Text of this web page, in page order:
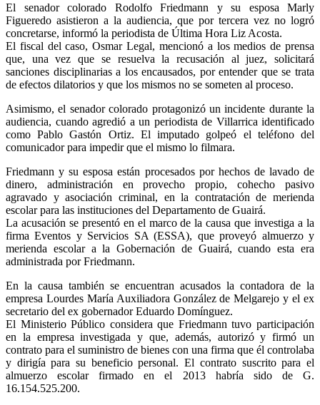
El senador colorado Rodolfo Friedmann y su esposa Marly
Figueredo asistieron a la audiencia, que por tercera vez no logró
concretarse, informó la periodista de Última Hora Liz Acosta.
El fiscal del caso, Osmar Legal, mencionó a los medios de prensa
que, una vez que se resuelva la recusación al juez, solicitará
sanciones disciplinarias a los encausados, por entender que se trata
de efectos dilatorios y que los mismos no se someten al proceso.
Asimismo, el senador colorado protagonizó un incidente durante la
audiencia, cuando agredió a un periodista de Villarrica identificado
como Pablo Gastón Ortiz. El imputado golpeó el teléfono del
comunicador para impedir que el mismo lo filmara.
Friedmann y su esposa están procesados por hechos de lavado de
dinero, administración en provecho propio, cohecho pasivo
agravado y asociación criminal, en la contratación de merienda
escolar para las instituciones del Departamento de Guairá.
La acusación se presentó en el marco de la causa que investiga a la
firma Eventos y Servicios SA (ESSA), que proveyó almuerzo y
merienda escolar a la Gobernación de Guairá, cuando esta era
administrada por Friedmann.
En la causa también se encuentran acusados la contadora de la
empresa Lourdes María Auxiliadora González de Melgarejo y el ex
secretario del ex gobernador Eduardo Domínguez.
El Ministerio Público considera que Friedmann tuvo participación
en la empresa investigada y que, además, autorizó y firmó un
contrato para el suministro de bienes con una firma que él controlaba
y dirigía para su beneficio personal. El contrato suscrito para el
almuerzo escolar firmado en el 2013 habría sido de G.
16.154.525.200.